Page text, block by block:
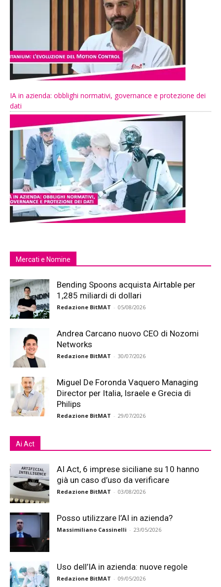
IA in azienda: obblighi normativi, governance e protezione dei
dati
Mercati e Nomine
Bending Spoons acquista Airtable per
1,285 miliardi di dollari
Redazione BitMAT - 05/08/2026
Andrea Carcano nuovo CEO di Nozomi
Networks
Redazione BitMAT - 30/07/2026
Miguel De Foronda Vaquero Managing
Director per Italia, Israele e Grecia di
Philips
Redazione BitMAT - 29/07/2026
Ai Act
AI Act, 6 imprese siciliane su 10 hanno
già un caso d’uso da verificare
Redazione BitMAT - 03/08/2026
Posso utilizzare l’AI in azienda?
Massimiliano Cassinelli - 23/05/2026
Uso dell’IA in azienda: nuove regole
Redazione BitMAT - 09/05/2026